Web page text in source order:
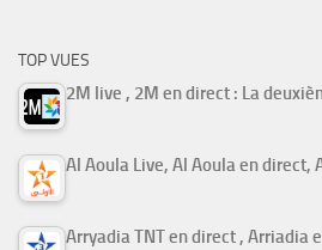
TOP VUES
2M live , 2M en direct : La
Al Aoula Live, Al Aoula en direct,
Arryadia TNT en direct , Arriadia